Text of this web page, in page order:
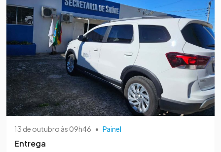
13 de outubro às 09h46 • Painel
Entrega